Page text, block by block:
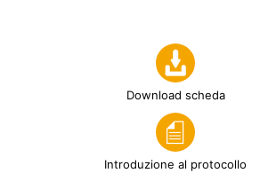
Download scheda
Introduzione al protocollo